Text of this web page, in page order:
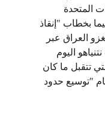
المتحدة
بخطاب "إنقاذ
العراق عبر
اليوم
تتقبل ما كان
"توسيع حدود